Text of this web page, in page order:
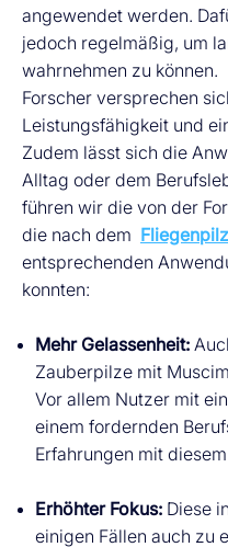
angewendet werden.
jedoch regelmäßig, um
wahrnehmen zu können.
Forscher versprechen
Leistungsfähigkeit und
Zudem lässt sich die
Alltag oder dem
führen wir die von der
die nach dem
entsprechenden
konnten:
Mehr Gelassenheit:
Zauberpilze mit
Vor allem Nutzer mit
einem fordernden
Erfahrungen mit
Erhöhter Fokus: Diese
einigen Fällen auch zu